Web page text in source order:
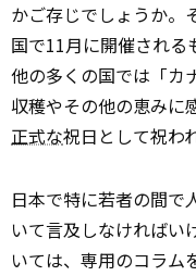
かご存じでしょうか。
国で11月に開催される
他の多くの国では「カ
収穫やその他の恵みに
正式な祝日として祝わ
日本で特に若者の間で
いて言及しなければい
いては、専用のコラム